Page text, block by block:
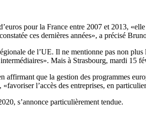
pour la France entre 2007 et 2013,
ces dernières années», a précisé
de l’UE. Il ne mentionne pas non
Mais à Strasbourg, mardi 15
que la gestion des programmes
l’accès des entreprises, en
s’annonce particulièrement tendue.